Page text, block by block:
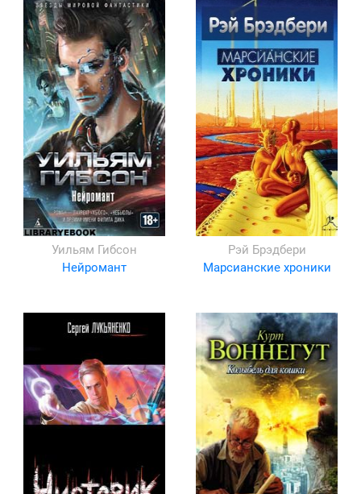
Уильям Гибсон
Нейромант
Рэй Брэдбери
Марсианские хроники